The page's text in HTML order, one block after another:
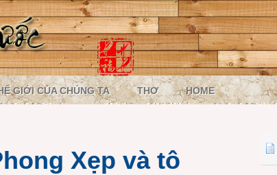
GIỚI CỦA CHÚNG TA THƠ HOME
Xẹp và tô